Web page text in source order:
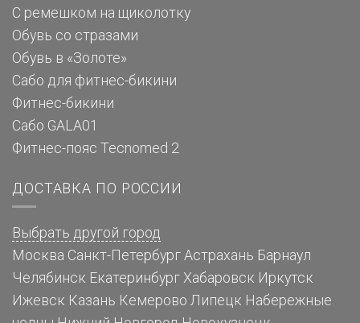
С ремешком на щиколотку
Обувь со стразами
Обувь в «Золоте»
Сабо для фитнес-бикини
Фитнес-бикини
Сабо GALA01
Фитнес-пояс Tecnomed 2
ДОСТАВКА ПО РОССИИ
Выбрать другой город
Москва Санкт-Петербург Астрахань Барнаул
Челябинск Екатеринбург Хабаровск Иркутск
Ижевск Казань Кемерово Липецк Набережные